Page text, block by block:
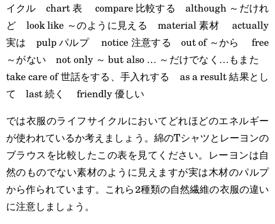
イクル chart 表 compare 比較する although ～だけれ
ど look like ～のように見える material 素材 actually
実は pulp パルプ notice 注意する out of ～から free
～がない not only ～ but also … ～だけでなく…もまた
take care of 世話をする、手入れする as a result 結果とし
て last 続く friendly 優しい
では衣服のライフサイクルにおいてどれほどのエネルギー
が使われているか考えましょう。綿のTシャツとレーヨンの
ブラウスを比較したこの表を見てください。レーヨンは自
然のものでない素材のように見えますが実は木材のパルプ
から作られています。これら2種類の自然繊維の衣服の違い
に注意しましょう。